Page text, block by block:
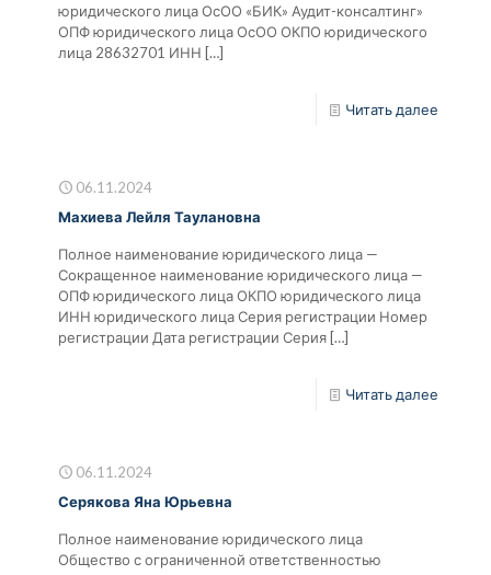
юридического лица ОсОО «БИК» Аудит-консалтинг»
ОПФ юридического лица ОсОО ОКПО юридического
лица 28632701 ИНН […]
Читать далее
06.11.2024
Махиева Лейля Таулановна
Полное наименование юридического лица —
Сокращенное наименование юридического лица —
ОПФ юридического лица ОКПО юридического лица
ИНН юридического лица Серия регистрации Номер
регистрации Дата регистрации Серия[…]
Читать далее
06.11.2024
Серякова Яна Юрьевна
Полное наименование юридического лица
Общество с ограниченной ответственностью